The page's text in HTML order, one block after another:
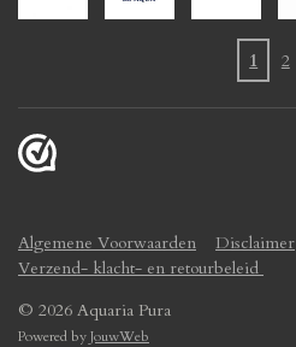
1 2
Algemene Voorwaarden Disclaimer
Verzend- klacht- en retourbeleid
© 2026 Aquaria Pura
Powered byJouwWeb